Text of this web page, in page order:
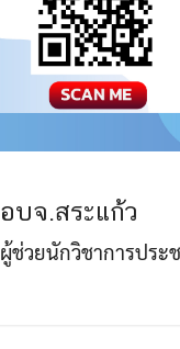
อบจ.สระแก้ว
ผู้ช่วยนักวิชาการประ